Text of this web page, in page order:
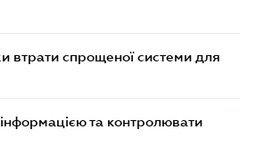
втрати спрощеної системи для
та контролювати